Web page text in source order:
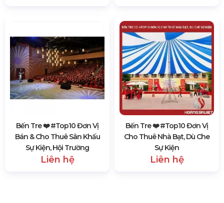
Bến Tre ❤️️ #top10 Đơn Vị
Bán & Cho Thuê Sân Khấu
Sự Kiện, Hội Trường
Liên hệ
Bến Tre ❤️️ #top10 Đơn Vị
Cho Thuê Nhà Bạt, Dù Che
Sự Kiện
Liên hệ